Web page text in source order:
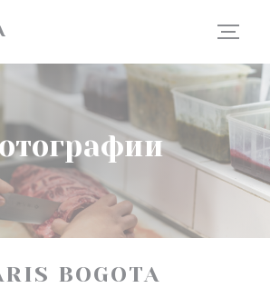
BOGOTA